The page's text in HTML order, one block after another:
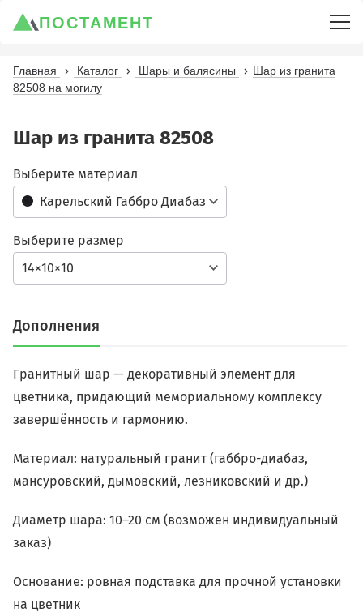
ПОСТАМЕНТ
Главная Каталог Шары и балясины
Шар из гранита
82508 на могилу
Шар из гранита 82508
Карельский Габбро Диабаз
Выберите материал
14×10×10
Выберите размер
Дополнения
Гранитный шар — декоративный элемент для
цветника, придающий мемориальному комплексу
завершённость и гармонию.
Материал: натуральный гранит (габбро-диабаз,
мансуровский, дымовский, лезниковский и др.)
Диаметр шара: 10–20 см (возможен индивидуальный
заказ)
Основание: ровная подставка для прочной установки
на цветник